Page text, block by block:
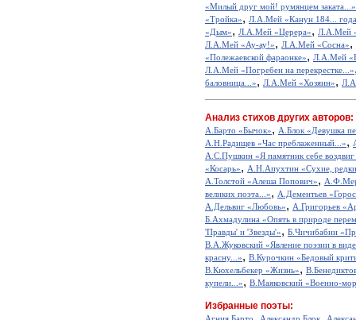
«Милый друг мой! румянцем заката...»
«Тройка», Л.А.Мей «Канун 184...
«Дым», Л.А.Мей «Церера», Л.А.Мей
Л.А.Мей «Ау-ау!», Л.А.Мей «Сосна»,
«Полежаевской фараонке», Л.А.Мей
Л.А.Мей «Погребен на перекрестке...»
баловница...», Л.А.Мей «Хозяин»,
Анализ стихов других авторов:
А.Барто «Бычок», А.Блок «Девушка
А.Н.Радищев «Час преблаженный...»,
А.С.Пушкин «Я памятник себе
«Косарь», А.Н.Апухтин «Сухие,
А.Толстой «Алеша Попович»,
великих поэта...», А.Дементьев
А.Дельвиг «Любовь», А.Григорьев
Б.Ахмадулина «Опять в природе
'Правды' и 'Звезды'», Б.Чичибабин
В.А.Жуковский «Явление поэзии в
красну...», В.Курочкин «Бедовый
В.Кюхельбекер «Жизнь»,
купели...», В.Маяковский «Военно-
Избранные поэты: